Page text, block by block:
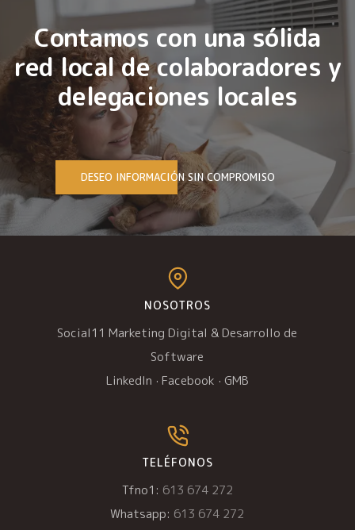
Contamos con una sólida
red local de colaboradores y
delegaciones locales
DESEO INFORMACIÓN SIN COMPROMISO
NOSOTROS
Social11 Marketing Digital & Desarrollo de
Software
LinkedIn · Facebook · GMB
TELÉFONOS
Tfno1: 613 674 272
Whatsapp: 613 674 272